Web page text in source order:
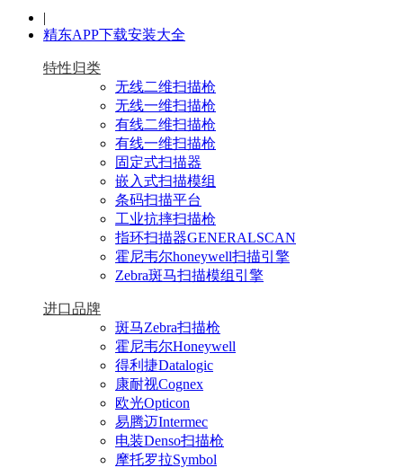
|
精东APP下载安装大全
特性归类
无线二维扫描枪
无线一维扫描枪
有线二维扫描枪
有线一维扫描枪
固定式扫描器
嵌入式扫描模组
条码扫描平台
工业抗摔扫描枪
指环扫描器GENERALSCAN
霍尼韦尔honeywell扫描引擎
Zebra斑马扫描模组引擎
进口品牌
斑马Zebra扫描枪
霍尼韦尔Honeywell
得利捷Datalogic
康耐视Cognex
欧光Opticon
易腾迈Intermec
电装Denso扫描枪
摩托罗拉Symbol